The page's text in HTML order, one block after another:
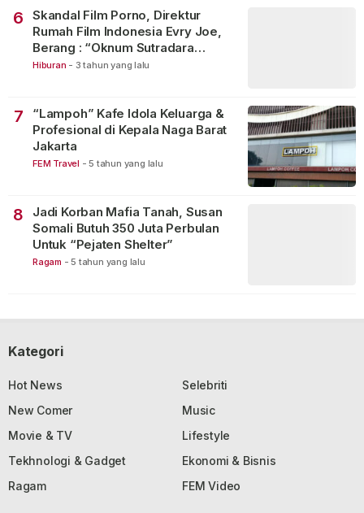
6
Skandal Film Porno, Direktur
Rumah Film Indonesia Evry Joe,
Berang : “Oknum Sutradara
Merusak Perfilman Indonesia”!
Hiburan - 3 tahun yang lalu
7
“Lampoh” Kafe Idola Keluarga &
Profesional di Kepala Naga Barat
Jakarta
FEM Travel - 5 tahun yang lalu
8
Jadi Korban Mafia Tanah, Susan
Somali Butuh 350 Juta Perbulan
Untuk “Pejaten Shelter”
Ragam - 5 tahun yang lalu
Kategori
Hot News
Selebriti
New Comer
Music
Movie & TV
Lifestyle
Tekhnologi & Gadget
Ekonomi & Bisnis
Ragam
FEM Video